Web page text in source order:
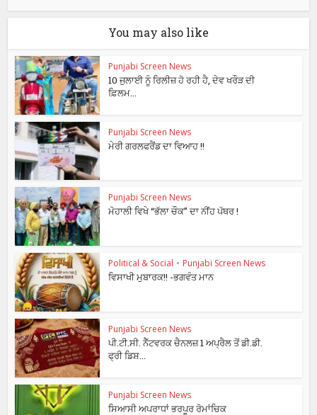
You may also like
Punjabi Screen News
10 ਜੁਲਾਈ ਨੂੰ ਰਿਲੀਜ਼ ਹੋ ਰਹੀ ਹੈ, ਦੇਵ ਖਰੌੜ ਦੀ
ਫ਼ਿਲਮ...
Punjabi Screen News
ਮੇਰੀ ਗਰਲਫਰੈਂਡ ਦਾ ਵਿਆਹ !!
Punjabi Screen News
ਮੋਹਾਲੀ ਵਿਖੇ “ਭੱਲਾ ਚੌਕ” ਦਾ ਨੀਂਹ ਪੱਥਰ !
Political & Social • Punjabi Screen News
ਵਿਸਾਖੀ ਮੁਬਾਰਕ!! -ਭਗਵੰਤ ਮਾਨ
Punjabi Screen News
ਪੀ.ਟੀ.ਸੀ. ਨੈੱਟਵਰਕ ਚੈਨਲਜ਼ 1 ਅਪ੍ਰੈਲ ਤੋਂ ਡੀ.ਡੀ.
ਫ੍ਰੀ ਡਿਸ਼...
Punjabi Screen News
ਸਿਆਸੀ ਅਪਰਾਧਾਂ ਭਰਪੂਰ ਰੋਮਾਂਚਿਕ